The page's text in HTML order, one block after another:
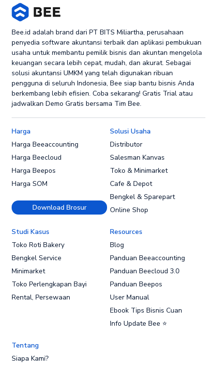
Bee.id adalah brand dari PT BITS Miliartha, perusahaan
penyedia software akuntansi terbaik dan aplikasi pembukuan
usaha untuk membantu pemilik bisnis dan akuntan mengelola
keuangan secara lebih cepat, mudah, dan akurat. Sebagai
solusi akuntansi UMKM yang telah digunakan ribuan
pengguna di seluruh Indonesia, Bee siap bantu bisnis Anda
berkembang lebih efisien. Coba sekarang! Gratis Trial atau
jadwalkan Demo Gratis bersama Tim Bee.
Harga
Harga Beeaccounting
Harga Beecloud
Harga Beepos
Harga SOM
Download Brosur
Solusi Usaha
Distributor
Salesman Kanvas
Toko & Minimarket
Cafe & Depot
Bengkel & Sparepart
Online Shop
Studi Kasus
Toko Roti Bakery
Bengkel Service
Minimarket
Toko Perlengkapan Bayi
Rental, Persewaan
Resources
Blog
Panduan Beeaccounting
Panduan Beecloud 3.0
Panduan Beepos
User Manual
Ebook Tips Bisnis Cuan
Info Update Bee ⭐
Tentang
Siapa Kami?